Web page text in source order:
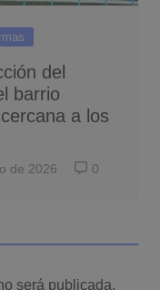
del
barrio
a los
de 2026 0
será publicada.